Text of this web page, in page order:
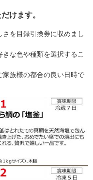
けます。
を目録引換券に収めまし
な色や種類を選択するこ
族様の都合の良い日時で